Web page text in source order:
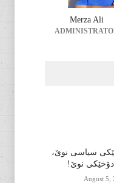
Merza Ali
سیاسی نوێ،
دۆخێکی نوێ!
August 5,